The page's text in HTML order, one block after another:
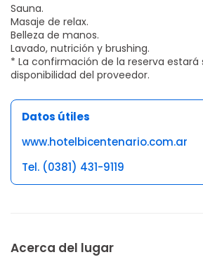
Sauna.
Masaje de relax.
Belleza de manos.
Lavado, nutrición y brushing.
* La confirmación de la reserva estará
disponibilidad del proveedor.
Datos útiles
www.hotelbicentenario.com.ar
Tel. (0381) 431-9119
Acerca del lugar